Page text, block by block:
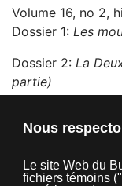
Nous
Le site Web du
fichiers témoins
Volume 16, no 2,
Dossier 1: Les
Dossier 2: La
partie)
Dossier 1:La